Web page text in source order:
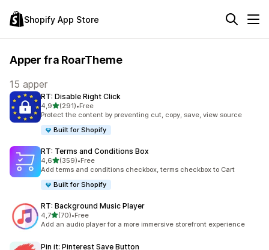
Shopify App Store
Apper fra RoarTheme
15 apper
RT: Disable Right Click
4,9av 5 stjerner
(291)
Totalt 291 omtaler
•Free
Protect the content by preventing cut, copy, save, view source
Built for Shopify
RT: Terms and Conditions Box
4,6av 5 stjerner
(359)
Totalt 359 omtaler
•Free
Add terms and conditions checkbox, terms checkbox to Cart
Built for Shopify
RT: Background Music Player
4,7av 5 stjerner
(70)
Totalt 70 omtaler
•Free
Add an audio player for a more immersive storefront experience
Pin it: Pinterest Save Button